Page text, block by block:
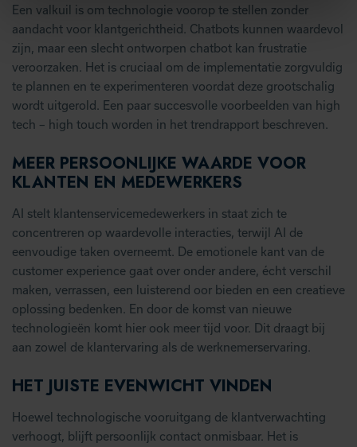
Een valkuil is om technologie voorop te stellen zonder
aandacht voor klantgerichtheid. Chatbots kunnen waardevol
zijn, maar een slecht ontworpen chatbot kan frustratie
veroorzaken. Het is cruciaal om de implementatie zorgvuldig
te plannen en te experimenteren voordat deze grootschalig
wordt uitgerold. Een paar succesvolle voorbeelden van high
tech – high touch worden in het trendrapport beschreven.
MEER PERSOONLIJKE WAARDE VOOR
KLANTEN EN MEDEWERKERS
AI stelt klantenservicemedewerkers in staat zich te
concentreren op waardevolle interacties, terwijl AI de
eenvoudige taken overneemt. De emotionele kant van de
customer experience gaat over onder andere, écht verschil
maken, verrassen, een luisterend oor bieden en een creatieve
oplossing bedenken. En door de komst van nieuwe
technologieën komt hier ook meer tijd voor. Dit draagt bij
aan zowel de klantervaring als de werknemerservaring.
HET JUISTE EVENWICHT VINDEN
Hoewel technologische vooruitgang de klantverwachting
verhoogt, blijft persoonlijk contact onmisbaar. Het is